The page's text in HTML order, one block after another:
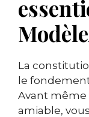
La
le
Avant
amiable,